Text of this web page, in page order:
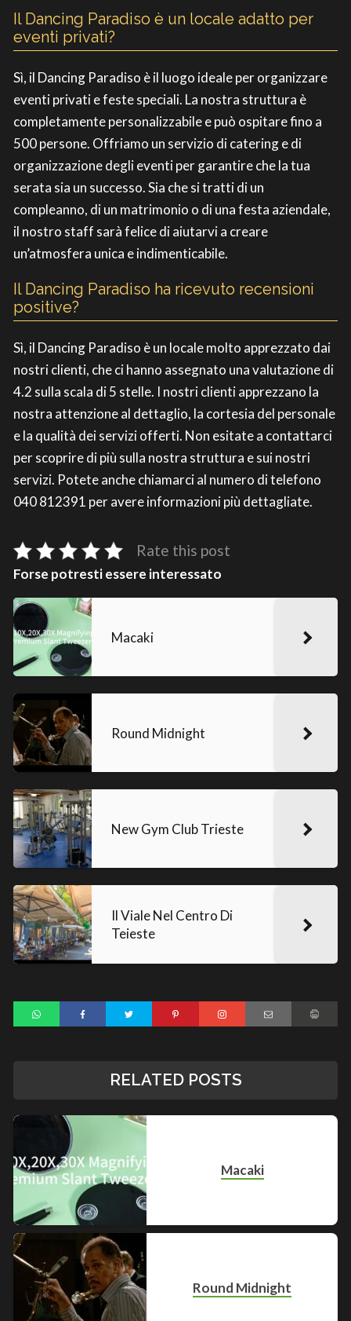
Il Dancing Paradiso è un locale adatto per
eventi privati?
Sì, il Dancing Paradiso è il luogo ideale per organizzare
eventi privati e feste speciali. La nostra struttura è
completamente personalizzabile e può ospitare fino a
500 persone. Offriamo un servizio di catering e di
organizzazione degli eventi per garantire che la tua
serata sia un successo. Sia che si tratti di un
compleanno, di un matrimonio o di una festa aziendale,
il nostro staff sarà felice di aiutarvi a creare
un’atmosfera unica e indimenticabile.
Il Dancing Paradiso ha ricevuto recensioni
positive?
Sì, il Dancing Paradiso è un locale molto apprezzato dai
nostri clienti, che ci hanno assegnato una valutazione di
4.2 sulla scala di 5 stelle. I nostri clienti apprezzano la
nostra attenzione al dettaglio, la cortesia del personale
e la qualità dei servizi offerti. Non esitate a contattarci
per scoprire di più sulla nostra struttura e sui nostri
servizi. Potete anche chiamarci al numero di telefono
040 812391 per avere informazioni più dettagliate.
Rate this post
Forse potresti essere interessato
Macaki
Round Midnight
New Gym Club Trieste
Il Viale Nel Centro Di
Teieste
RELATED POSTS
Macaki
Round Midnight